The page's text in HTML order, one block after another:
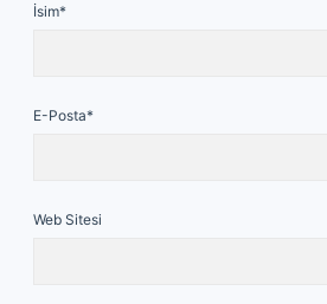
İsim*
E-Posta*
Web Sitesi